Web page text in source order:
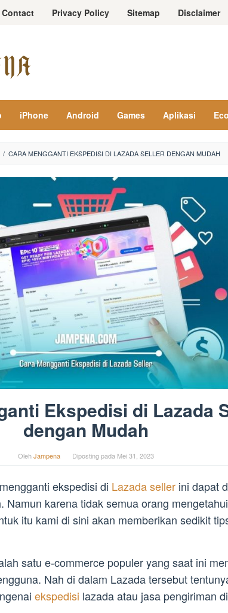
Contact Privacy Policy Sitemap Disclaimer
iPhone Android Games Aplikasi
/ CARA MENGGANTI EKSPEDISI DI LAZADA SELLER DENGAN MUDAH
Ekspedisi di Lazada
dengan Mudah
OlehJampena Diposting pada Mei 31, 2023
ekspedisi di Lazada seller ini dapat
Namun karena tidak semua orang mengetahui
itu kami di sini akan memberikan sedikit
satu e-commerce populer yang saat ini
Nah di dalam Lazada tersebut
ekspedisi lazada atau jasa pengiriman